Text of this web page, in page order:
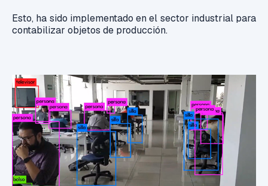
Esto, ha sido implementado en el sector industrial para
contabilizar objetos de producción.